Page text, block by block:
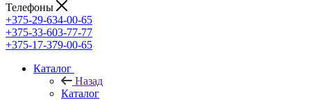
Телефоны
+375-29-634-00-65
+375-33-603-77-77
+375-17-379-00-65
Каталог
Назад
Каталог